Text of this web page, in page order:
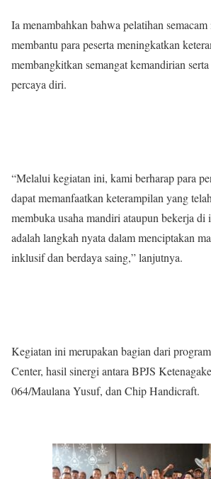
Ia menambahkan bahwa pelatihan
membantu para peserta meningkatkan
membangkitkan semangat kemandirian
percaya diri.
“Melalui kegiatan ini, kami berharap para
dapat memanfaatkan keterampilan yang
membuka usaha mandiri ataupun bekerja
adalah langkah nyata dalam menciptakan
inklusif dan berdaya saing,” lanjutnya.
Kegiatan ini merupakan bagian dari
Center, hasil sinergi antara BPJS
064/Maulana Yusuf, dan Chip Handicraft.